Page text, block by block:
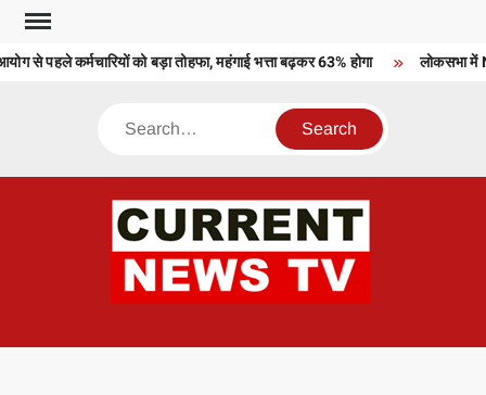
Skip
content
पहले कर्मचारियों को बड़ा तोहफा, महंगाई भत्ता बढ़कर 63% होगा लोकसभा में
Search